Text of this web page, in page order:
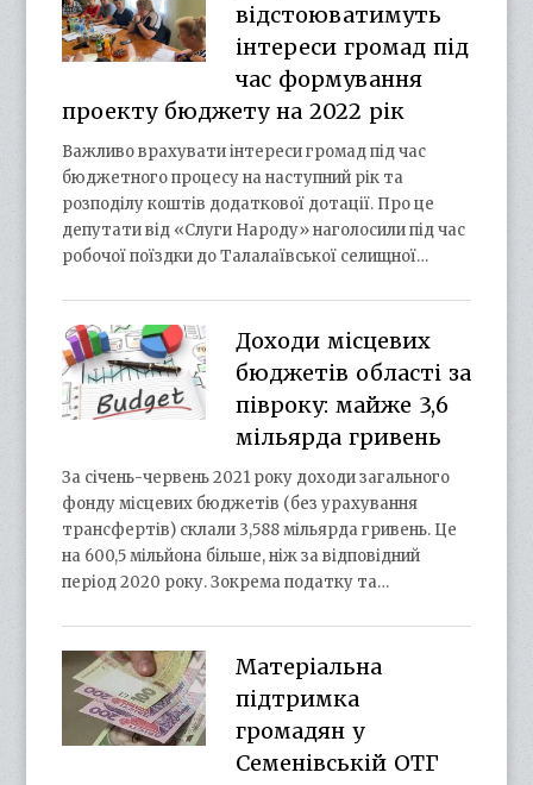
відстоюватимуть
інтереси громад під
час формування
проекту бюджету на 2022 рік
Важливо врахувати інтереси громад під час
бюджетного процесу на наступний рік та
розподілу коштів додаткової дотації. Про це
депутати від «Слуги Народу» наголосили під час
робочої поїздки до Талалаївської селищної…
Доходи місцевих
бюджетів області за
півроку: майже 3,6
мільярда гривень
За січень-червень 2021 року доходи загального
фонду місцевих бюджетів (без урахування
трансфертів) склали 3,588 мільярда гривень. Це
на 600,5 мільйона більше, ніж за відповідний
період 2020 року. Зокрема податку та…
Матеріальна
підтримка
громадян у
Семенівській ОТГ